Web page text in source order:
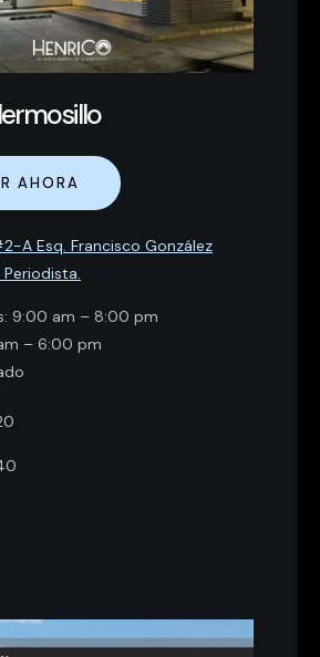
AHORA
A Esq. Francisco González
9:00 am – 8:00 pm
– 6:00 pm